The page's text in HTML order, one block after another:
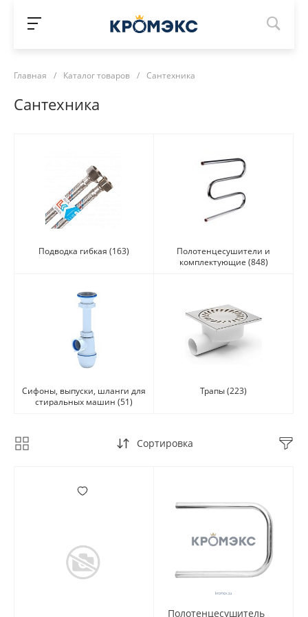
Главная / Каталог товаров / Сантехника
Сантехника
Подводка гибкая (163)
Полотенцесушители и
комплектующие (848)
Сифоны, выпуски, шланги для
стиральных машин (51)
Трапы(223)
Сортировка
Полотенцесушитель